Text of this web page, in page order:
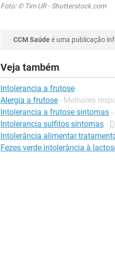
Foto: © Tim UR - Shutterstock.com
CCM Saúdeé uma publicação
Veja também
Intolerancia a frutose
Alergia a frutose - Melhores
Intolerancia a frutose sintomas
Intolerancia sulfitos síntomas -
Intolerância alimentar
Fezes verde intolerância à